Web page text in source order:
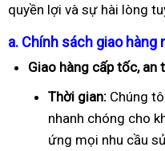
quyền lợi và sự hài lòng
a. Chính sách giao hàng
Giao hàng cấp tốc, an
Thời gian: Chúng
nhanh chóng cho
ứng mọi nhu cầu